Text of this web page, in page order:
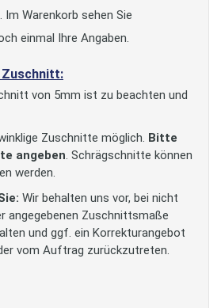
Im Warenkorb sehen Sie
einmal Ihre Angaben.
Zuschnitt:
von 5mm ist zu beachten und
Zuschnitte möglich. Bitte
angeben. Schrägschnitte können
werden.
Wir behalten uns vor, bei nicht
angegebenen Zuschnittsmaße
und ggf. ein Korrekturangebot
vom Auftrag zurückzutreten.